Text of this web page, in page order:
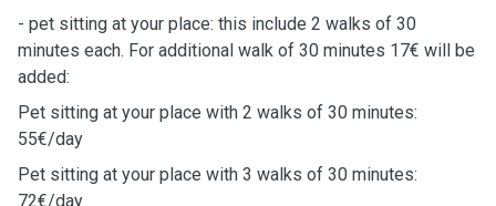
- pet sitting at your place: this include 2 walks of 30
minutes each. For additional walk of 30 minutes 17€ will be
added:
Pet sitting at your place with 2 walks of 30 minutes:
55€/day
Pet sitting at your place with 3 walks of 30 minutes:
72€/day